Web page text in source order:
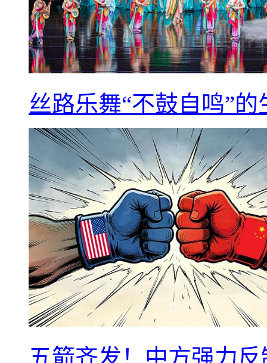
丝路乐舞“不鼓自鸣”
五箭齐发！中方强力